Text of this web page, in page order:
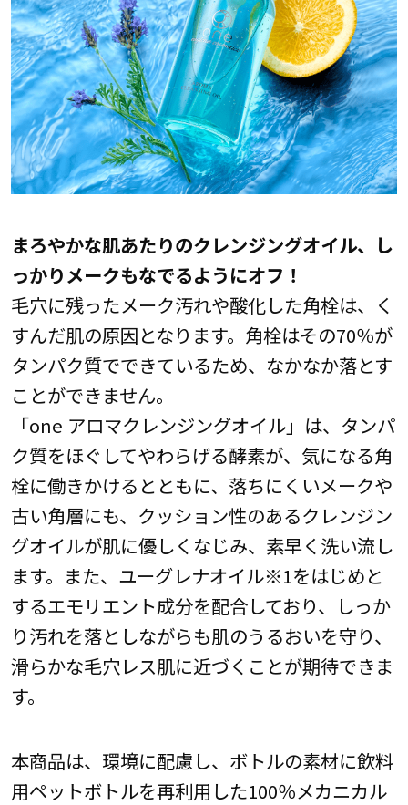
まろやかな肌あたりのクレンジングオイル、し
っかりメークもなでるようにオフ！
毛穴に残ったメーク汚れや酸化した角栓は、く
すんだ肌の原因となります。角栓はその70％が
タンパク質でできているため、なかなか落とす
ことができません。
「one アロマクレンジングオイル」は、タンパ
ク質をほぐしてやわらげる酵素が、気になる角
栓に働きかけるとともに、落ちにくいメークや
古い角層にも、クッション性のあるクレンジン
グオイルが肌に優しくなじみ、素早く洗い流し
ます。また、ユーグレナオイル※1をはじめと
するエモリエント成分を配合しており、しっか
り汚れを落としながらも肌のうるおいを守り、
滑らかな毛穴レス肌に近づくことが期待できま
す。
本商品は、環境に配慮し、ボトルの素材に飲料
用ペットボトルを再利用した100％メカニカル